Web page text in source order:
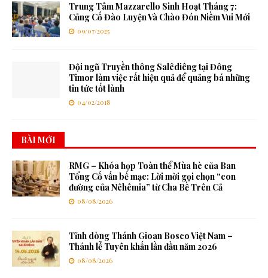
Trung Tâm Mazzarello Sinh Hoạt Tháng 7:
Củng Cố Đào Luyện Và Chào Đón Niềm Vui Mới
09/07/2025
Đội ngũ Truyền thông Salêdiêng tại Đông
Timor làm việc rất hiệu quả để quảng bá những
tin tức tốt lành
04/02/2018
BÀI MỚI
RMG – Khóa họp Toàn thể Mùa hè của Ban
Tổng Cố vấn bế mạc: Lời mời gọi chọn “con
đường của Nêhêmia” từ Cha Bề Trên Cả
08/08/2026
Tỉnh dòng Thánh Gioan Bosco Việt Nam –
Thánh lễ Tuyên khấn lần đầu năm 2026
08/08/2026